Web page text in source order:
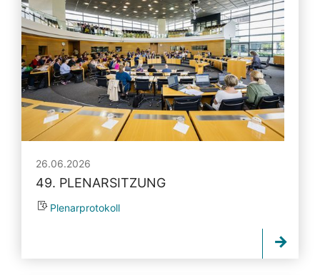
26.06.2026
49. PLENARSITZUNG
Plenarprotokoll